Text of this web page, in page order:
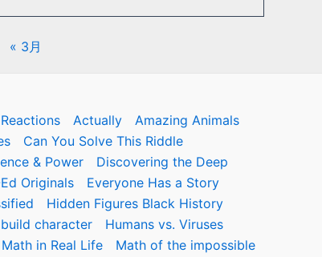
« 3月
Actually
Amazing Animals
Can You Solve This Riddle
& Power
Discovering the Deep
Originals
Everyone Has a Story
Hidden Figures Black History
character
Humans vs. Viruses
Math in Real Life
Math of the impossible